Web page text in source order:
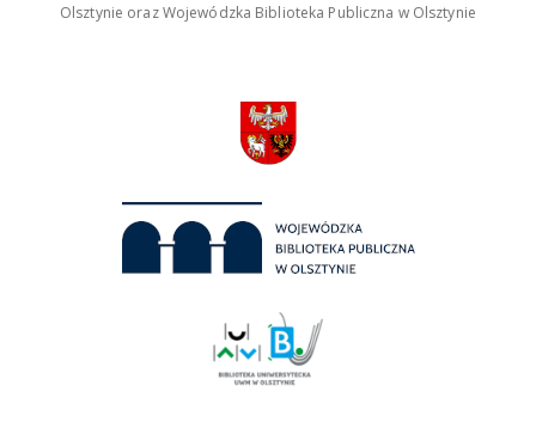
Olsztynie oraz Wojewódzka Biblioteka Publiczna w Olsztynie